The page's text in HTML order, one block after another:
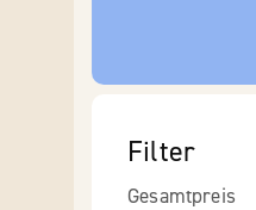
Filter
Gesamtpreis